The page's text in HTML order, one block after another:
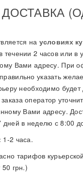
на условиях
течении 2 часов или в
Вами адресу. При
указать
необходимо будет
оператор
Вами адресу.
дней в неделю с 8:00
1-2 часа.
тарифов курьерской
грн.)